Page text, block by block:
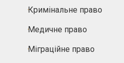
Кримінальне право
Медичне право
Міграційне право